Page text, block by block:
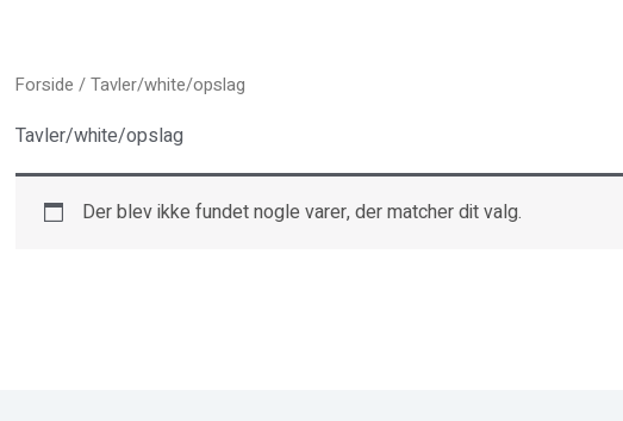
Forside / Tavler/white/opslag
Tavler/white/opslag
Der blev ikke fundet nogle varer, der matcher dit valg.